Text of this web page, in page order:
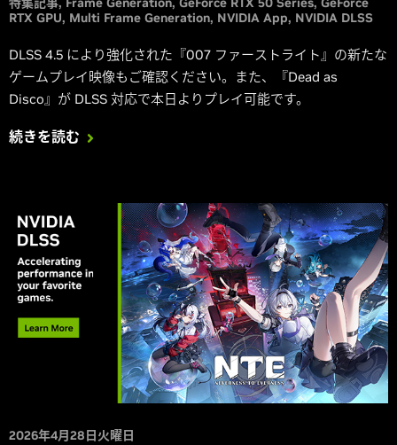
RTX GPU Multi Frame Generation NVIDIA App NVIDIA DLSS
DLSS 4.5 により強化された『007 ファーストライト』の新たな
ゲームプレイ映像もご確認ください。また、『Dead as
Disco』が DLSS 対応で本日よりプレイ可能です。
続きを読む
2026年4月28日火曜日